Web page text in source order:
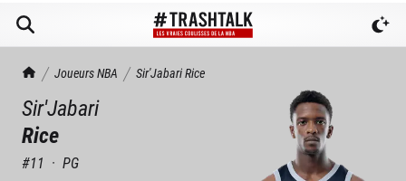
TrashTalk Actu NBA
Joueurs NBA Sir'JabariRice
Sir'Jabari
Rice
#11 · PG